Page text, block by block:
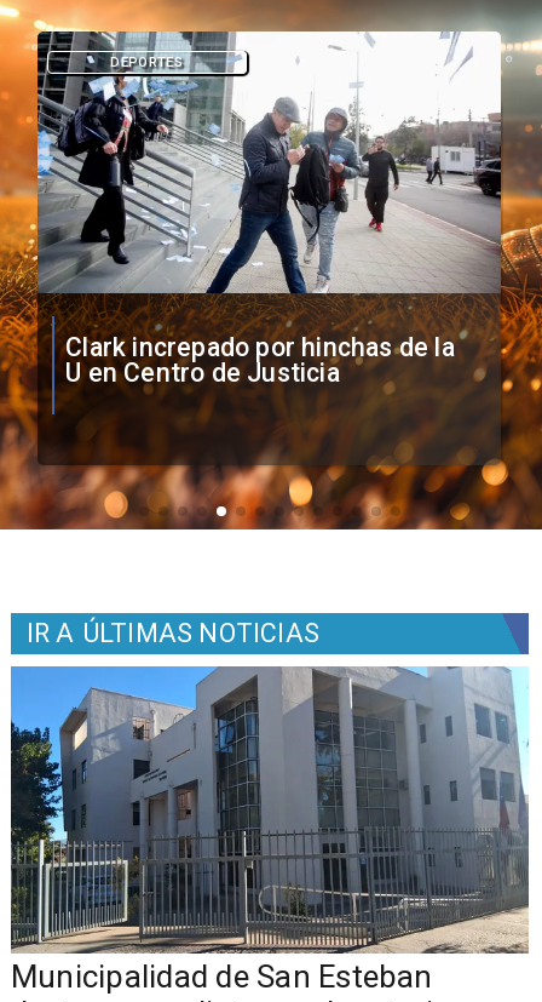
Vozinha firma contrato con Colo
Colo como nuevo arquero
DEPORTES
IR A ÚLTIMAS NOTICIAS
Municipalidad de San Esteban